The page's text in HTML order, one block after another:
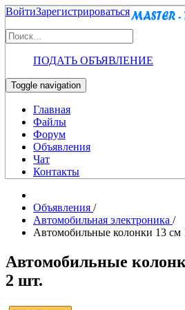
ВойтиЗарегистрироваться
ПОДАТЬ ОБЪЯВЛЕНИЕ
Toggle navigation
Главная
Файлы
Форум
Объявления
Чат
Контакты
Объявления /
Автомобильная электроника /
Автомобильные колонки 13 см
Автомобильные
2 шт.